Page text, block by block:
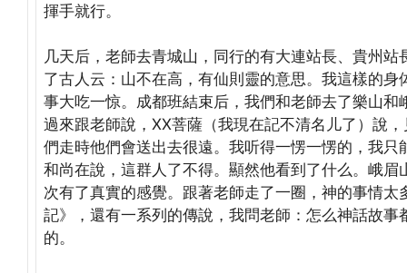
揮手就行。
几天后，老師去青城山，同行的有大連站長、貴州
了古人云：山不在高，有仙則靈的意思。我這樣的
事大吃一惊。成都班結束后，我們和老師去了樂山
過來跟老師說，XX菩薩（我現在記不清名儿了）說
們走時他們會送出去很遠。我听得一愣一愣的，我
和尚在說，這群人了不得。顯然他看到了什么。峨
次有了真實的感覺。跟著老師走了一圈，神的事情
記》，還有一系列的傳說，我問老師：怎么神話故
的。